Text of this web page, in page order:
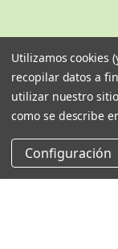
Utilizamos cookies
recopilar datos a
utilizar nuestro
como se describe
Configuración